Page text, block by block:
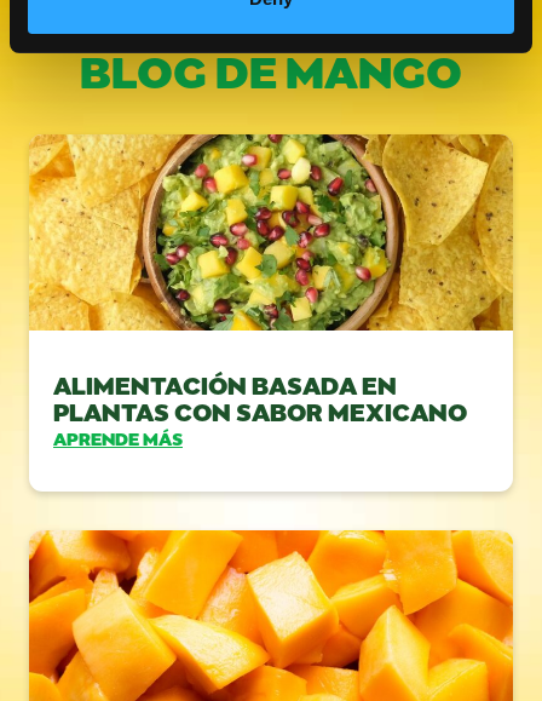
VISITA NUESTRO BLOG
BLOG DE MANGO
ALIMENTACIÓN BASADA EN
PLANTAS CON SABOR MEXICANO
APRENDE MÁS